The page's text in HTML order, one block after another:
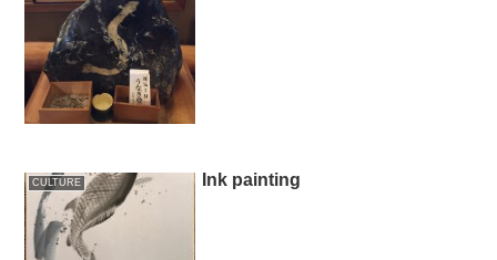
CULTURE Ink painting